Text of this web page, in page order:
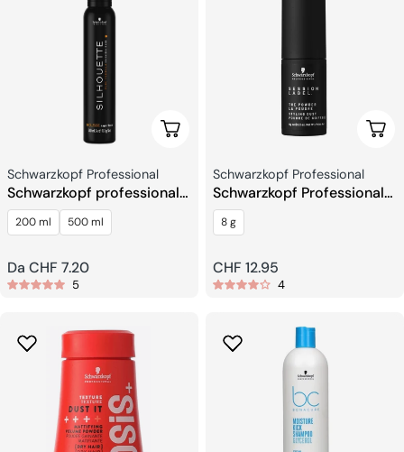
Scegli Le Opzioni
Venditore:
Schwarzkopf Professional
Schwarzkopf professionale
Silhouette Schiuma Super
Hold
200 ml 500 ml
Prezzo
regolare
Da CHF 7.20
5
Venditore:
Schwarzkopf Professional
Schwarzkopf Professional
SESSION LABEL La Polvere
Per Lo Styling
8 g
Prezzo
regolare
CHF 12.95
4